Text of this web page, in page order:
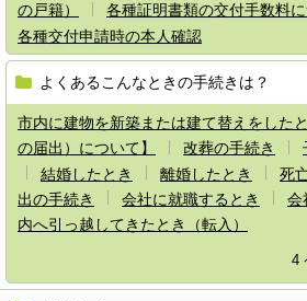
の戸籍）
各種証明書類の交付手数料
各種交付申請時の本人確認
よくあるこんなときの手続きは？
市内に建物を新築または建て替えをした
の届出）について】
改葬の手続き
結婚したとき
離婚したとき 死
出の手続き
会社に就職するとき 会
内へ引っ越してきたとき（転入）
4